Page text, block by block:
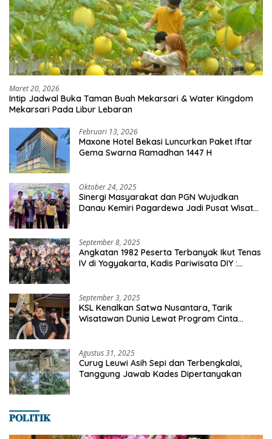
Maret 20, 2026
Intip Jadwal Buka Taman Buah Mekarsari & Water Kingdom
Mekarsari Pada Libur Lebaran
Februari 13, 2026
Maxone Hotel Bekasi Luncurkan Paket Iftar
Gema Swarna Ramadhan 1447 H
Oktober 24, 2025
Sinergi Masyarakat dan PGN Wujudkan
Danau Kemiri Pagardewa Jadi Pusat Wisata
September 8, 2025
Angkatan 1982 Peserta Terbanyak Ikut Tenas
IV di Yogyakarta, Kadis Pariwisata DIY :
September 3, 2025
KSL Kenalkan Satwa Nusantara, Tarik
Wisatawan Dunia Lewat Program Cinta
Agustus 31, 2025
Curug Leuwi Asih Sepi dan Terbengkalai,
Tanggung Jawab Kades Dipertanyakan
𝐏𝐎𝐋𝐈𝐓𝐈𝐊